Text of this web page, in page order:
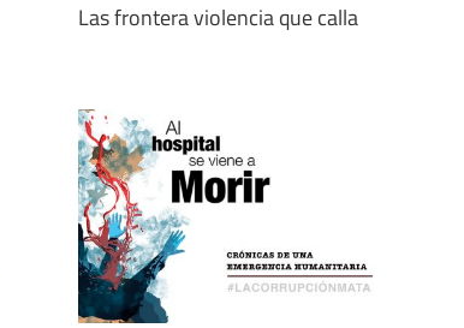
Las frontera violencia que calla